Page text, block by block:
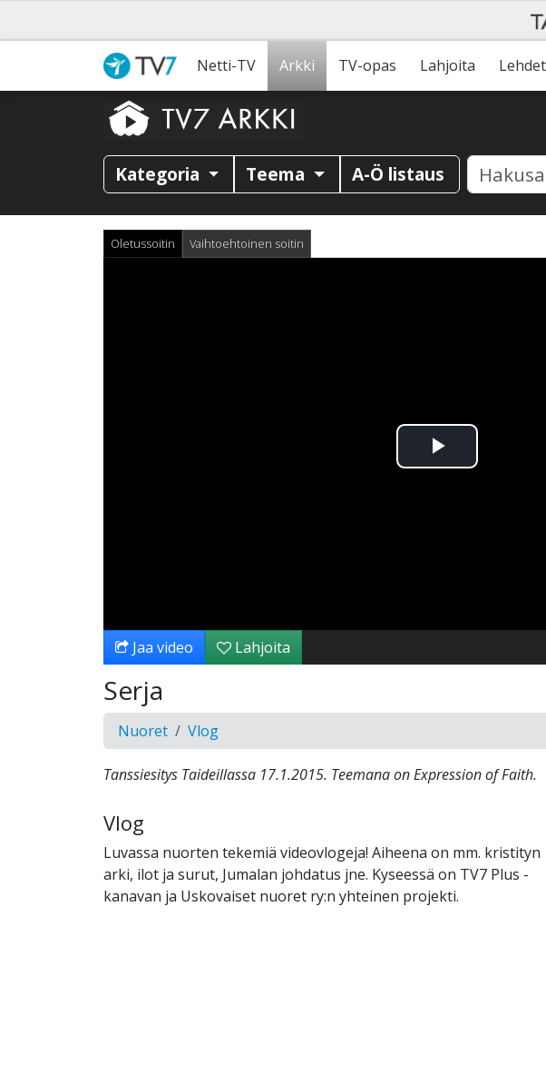
Netti-TV Arkki TV-opas Lahjoita Lehdet
Kategoria Teema A-Ö listaus
Oletussoitin Vaihtoehtoinen soitin
Toista
Jaa video Lahjoita
Serja
Nuoret Vlog
Tanssiesitys Taideillassa 17.1.2015. Teemana on Expression of Faith.
Vlog
Luvassa nuorten tekemiä videovlogeja! Aiheena on mm. kristityn
arki, ilot ja surut, Jumalan johdatus jne. Kyseessä on TV7 Plus -
kanavan ja Uskovaiset nuoret ry:n yhteinen projekti.